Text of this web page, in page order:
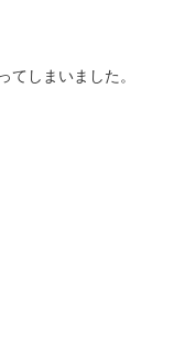
てしまいました。